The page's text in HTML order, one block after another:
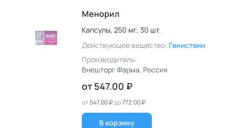
Менорил
Капсулы, 250 мг, 30 шт.
Действующее вещество: Генистеин
Производитель:
Внешторг Фарма, Россия
от 547.00 ₽
от547.00 ₽до772.00 ₽
В корзину